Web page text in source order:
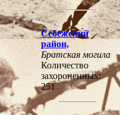
Себежский
район,
Братская могила
Количество
захороненных:
251